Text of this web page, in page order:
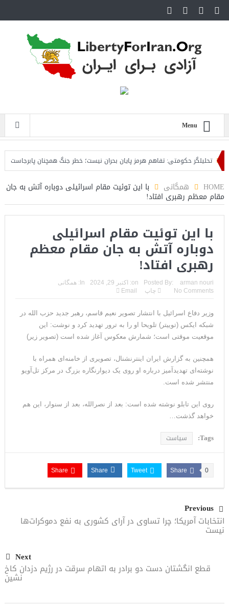
Menu
تحلیلگر حکومتی: تفاهم هرمز پایان بحران نیست؛ خطر جنگ همچنان پابرجاست
HOME همگانی با این توئیت مقام اسرائیلی دوباره آتش به جان
مقام معظم رهبری افتاد!
با این توئیت مقام اسرائیلی
دوباره آتش به جان مقام معظم
رهبری افتاد!
Posted By: arman nouri
on: اکتبر 29, 2024 In: همگانی
No Comments
چاپ Email
وزیر دفاع اسرائیل با انتشار تصویر نعیم قاسم، رهبر جدید حزب الله در
شبکه ایکس (توییتر) تلویحا او را به ترور تهدید کرد و نوشت: این
موقعیت موقتی است؛ شمارش معکوس آغاز شده است (تصویر زیر)
همچنین به گزارش ایران اینترنشنال، تصویری از خامنه‌ای همراه با
نوشته‌ای تهدیدآمیز درباره او روی یک دیوارنگاره بزرگ در مرکز تل‌آویو
منتشر شده است.
روی این تابلو نوشته شده است: بعد از نصرالله، بعد از سنوار، این هم
خواهد گذشت…
Tags: سیاست
Share 0
Tweet
Share
Share
Previous
انتخابات آمریکا؛ چرا تساوی در آرای کشوری به نفع دموکرات‌ها
نیست
Next
قطع انگشتان دست دو برادر به اتهام سرقت در رژیم دزدان کاخ
نشین